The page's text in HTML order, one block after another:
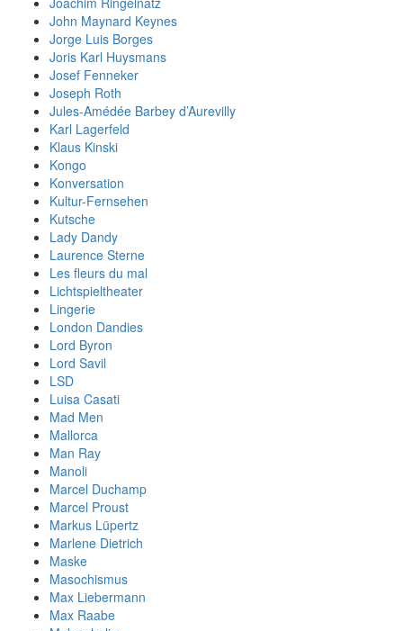
John Maynard Keynes
Jorge Luis Borges
Joris Karl Huysmans
Josef Fenneker
Joseph Roth
Jules-Amédée Barbey d’Aurevilly
Karl Lagerfeld
Klaus Kinski
Kongo
Konversation
Kultur-Fernsehen
Kutsche
Lady Dandy
Laurence Sterne
Les fleurs du mal
Lichtspieltheater
Lingerie
London Dandies
Lord Byron
Lord Savil
LSD
Luisa Casati
Mad Men
Mallorca
Man Ray
Manoli
Marcel Duchamp
Marcel Proust
Markus Lüpertz
Marlene Dietrich
Maske
Masochismus
Max Liebermann
Max Raabe